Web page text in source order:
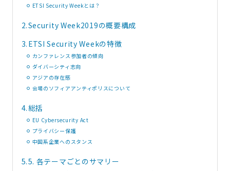
ETSI Security Weekとは？
2.Security Week2019の概要構成
3. ETSI Security Weekの特徴
カンファレンス参加者の傾向
ダイバーシティ志向
アジアの存在感
会場のソフィアアンティポリスについて
4.総括
EU Cybersecurity Act
プライバシー保護
中国系企業へのスタンス
5.5. 各テーマごとのサマリー